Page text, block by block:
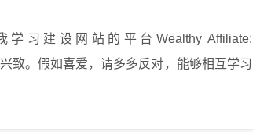
习建设网站的平台Wealthy Affiliate:
致。假如喜爱，请多多反对，能够相互学习